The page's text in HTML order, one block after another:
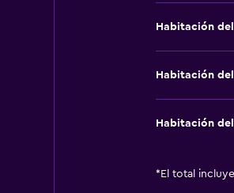
Habitación
Habitación
Habitación
* El total